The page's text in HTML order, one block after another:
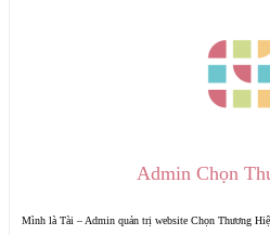
Admin Chọn
Mình là Tài – Admin quản trị website Chọn Thương